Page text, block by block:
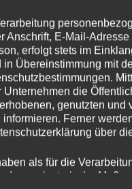
Anschrift, E-Mail-
erfolgt stets im
in Übereinstimmung mit
Unternehmen die
genutzten und
informieren. Ferner
über
als für die
und organisatorische